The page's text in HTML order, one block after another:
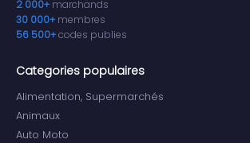
2 000+ marchands
30 000+ membres
56 500+codes publies
Categories populaires
Alimentation, Supermarchés
Animaux
Auto Moto